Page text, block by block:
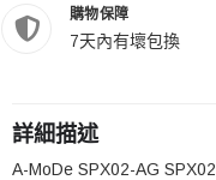
購物保障
7天內有壞包換
詳細描述
A-MoDe SPX02-AG